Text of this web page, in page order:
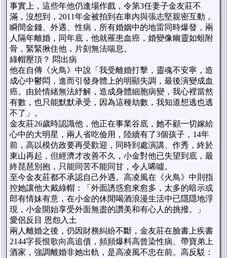
事實上，這些年他仍逢場作戲，令第3任妻子金友莊不
滿，沒想到，2011年金被拍到在車內與張志堅親密互動，
瞬間金錢、外遇、性病，所有婚姻中的地雷同時爆發，兩
人隔年離婚，同年底，他就罹患血癌，婚變像幽靈如蛆附
骨，緊緊揪住他，片刻無法喘息。
綠帽壓頂？ 悶出病
他在自傳《火鳥》中說「我受離婚打擊，靈魂不安寧，造
成心中鬱悶，進而引發身體上的明顯失調，最後演變成血
癌。由於情緒無法紓解，造成身體細胞病變，我心裡當然
有數，也只能默默承受，因為這種劫數，我知道想逃也逃
不了」。
金友莊26歲時認識他，他正在事業谷底，她不顧一切嫁給
心中的大明星，兩人省吃儉用，陸續有了3個孩子，14年
前，高以模仿政要再受歡迎，同時到處演講、作秀，終於
東山再起，但經濟才改善不久，小金對他已失望到底，最
終琵琶別抱，只能同苦不能同甘，令人唏噓。
至今金友莊都不承認自己外遇。高凌風在《火鳥》中則指
控她讓他大戴綠帽：「外面誘惑愈來愈多，太多的暗示或
郎有情妹有意，在小金的休閒喝酒浪漫生活中已隱隱地浮
現，小金開始享受外面無盡的讚美和有心人的挑撥。」
愛侶反目 恩怨入土
兩人離婚之後，仍因財務糾紛不斷，金友莊在臉書上疾書
2144字長恨歌向高追債，頻頻爆料高曾染性病、帶寶弟上
酒家，強調離婚非她出軌，是高凌風不忠在前。高反駁：